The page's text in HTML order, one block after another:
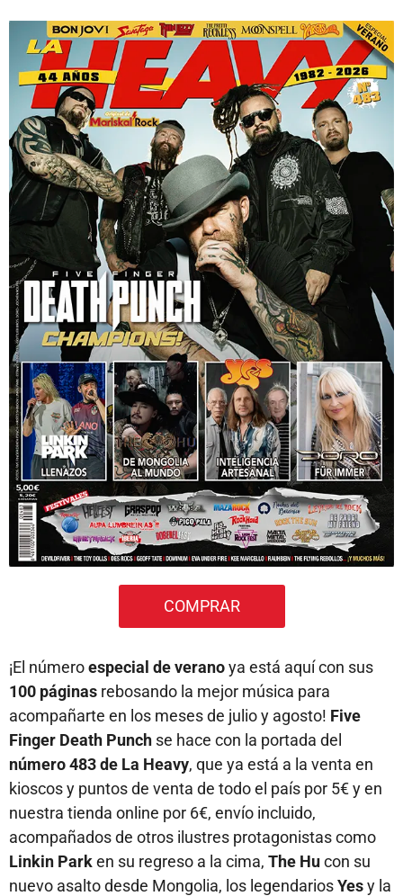
COMPRAR
¡El númeroespecial de veranoya está aquí con sus
100 páginas rebosando la mejor música para
acompañarte en los meses de julio y agosto! Five
Finger Death Punch se hace con la portada del
número 483 de La Heavy, que ya está a la venta en
kioscos y puntos de venta de todo el país por 5€ y en
nuestra tienda online por 6€, envío incluido,
acompañados de otros ilustres protagonistas como
Linkin Parken su regreso a la cima, The Hucon su
nuevo asalto desde Mongolia, los legendariosYesy la